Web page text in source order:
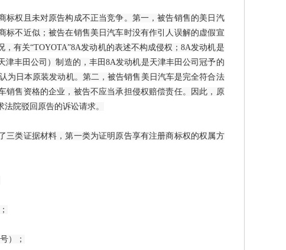
会…
国家发展改革委、国家粮食和物
权且未对原告构成不正当竞争。第一，被告销售的美日汽
标不近似；被告在销售美日汽车时没有作引人误解的虚假宣
有关“TOYOTA”8A发动机的表述不构成侵权；8A发动机是
津丰田公司）制造的，丰田8A发动机是天津丰田公司冠予的
为日本原装发动机。第二，被告销售美日汽车是完全符合法
销售资格的企业，被告不应当承担侵权赔偿责任。因此，原
院驳回原告的诉讼请求。
类证据材料，第一类为证明原告享有注册商标权的权属方
）；